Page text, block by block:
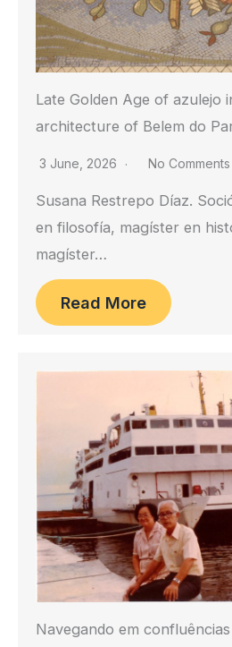
Late Golden Age of azulejo
architecture of Belem do
3 June, 2026 No Comments
Susana Restrepo Díaz.
en filosofía, magíster en
magíster…
Read More
Navegando em